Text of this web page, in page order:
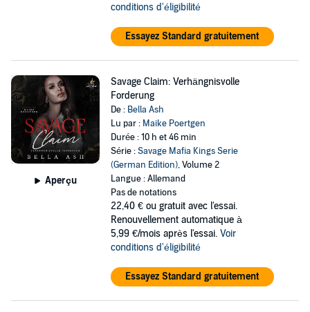
conditions d'éligibilité
Essayez Standard gratuitement
Aperçu
Savage Claim: Verhängnisvolle
Forderung
De : Bella Ash
Lu par : Maike Poertgen
Durée : 10 h et 46 min
Série :Savage Mafia Kings Serie
(German Edition), Volume 2
Langue : Allemand
Pas de notations
22,40 € ou gratuit avec l'essai.
Renouvellement automatique à
5,99 €/mois après l'essai. Voir
conditions d'éligibilité
Essayez Standard gratuitement